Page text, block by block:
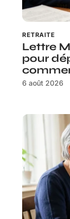
RETRAITE
Lettre
pour
6 août 2026